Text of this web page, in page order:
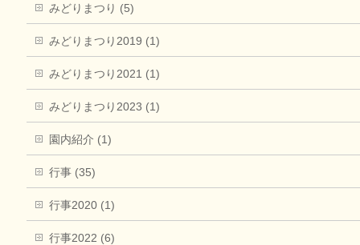
みどりまつり (5)
みどりまつり2019 (1)
みどりまつり2021 (1)
みどりまつり2023 (1)
園内紹介 (1)
行事 (35)
行事2020 (1)
行事2022 (6)